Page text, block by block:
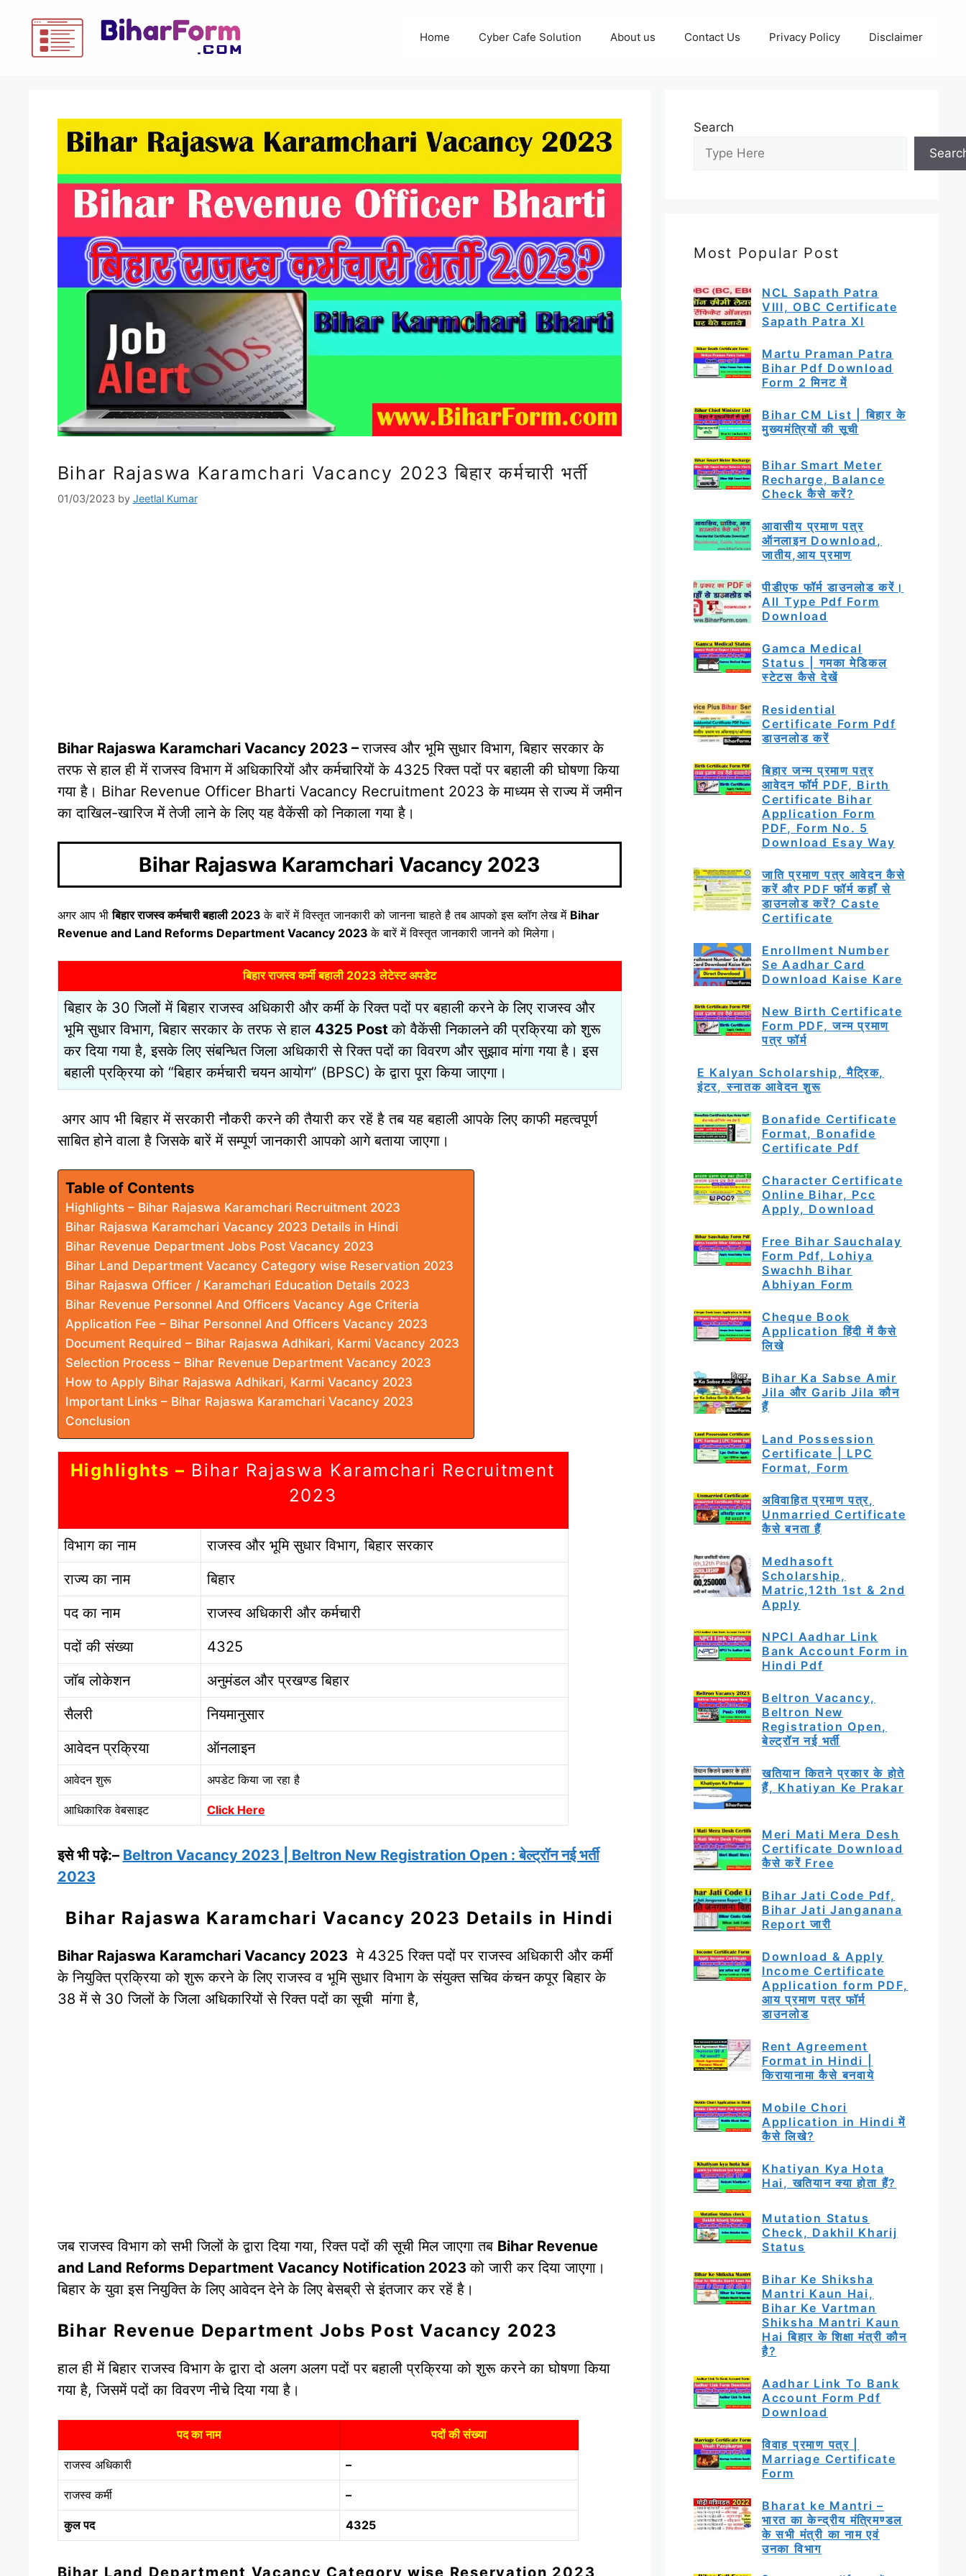
Home Cyber Cafe Solution About us Contact Us Privacy Policy Disclaimer
Bihar Rajaswa Karamchari Vacancy 2023 बिहार कर्मचारी भर्ती
01/03/2023 by Jeetlal Kumar
Bihar Rajaswa Karamchari Vacancy 2023 –राजस्व और भूमि सुधार विभाग, बिहार सरकार के
तरफ से हाल ही में राजस्व विभाग में अधिकारियों और कर्मचारियों के 4325 रिक्त पदों पर बहाली की घोषणा किया
गया है। Bihar Revenue Officer Bharti Vacancy Recruitment 2023 के माध्यम से राज्य में जमीन
का दाखिल-खारिज में तेजी लाने के लिए यह वैकेंसी को निकाला गया है।
Bihar Rajaswa Karamchari Vacancy 2023
अगर आप भीबिहार राजस्व कर्मचारी बहाली 2023के बारें में विस्तृत जानकारी को जानना चाहते है तब आपको इस ब्लॉग लेख में Bihar
Revenue and Land Reforms Department Vacancy 2023के बारें में विस्तृत जानकारी जानने को मिलेगा।
बिहार राजस्व कर्मी बहाली 2023 लेटेस्ट अपडेट
बिहार के 30 जिलों में बिहार राजस्व अधिकारी और कर्मी के रिक्त पदों पर बहाली करने के लिए राजस्व और
भूमि सुधार विभाग, बिहार सरकार के तरफ से हाल 4325 Postको वैकेंसी निकालने की प्रक्रिया को शुरू
कर दिया गया है, इसके लिए संबन्धित जिला अधिकारी से रिक्त पदों का विवरण और सुझाव मांगा गया है। इस
बहाली प्रक्रिया को “बिहार कर्मचारी चयन आयोग” (BPSC) के द्वारा पूरा किया जाएगा।
अगर आप भी बिहार में सरकारी नौकरी करने की तैयारी कर रहें है तब यह बहाली आपके लिए काफी महत्वपूर्ण
साबित होने वाला है जिसके बारें में सम्पूर्ण जानकारी आपको आगे बताया जाएगा।
Table of Contents
Highlights – Bihar Rajaswa Karamchari Recruitment 2023
Bihar Rajaswa Karamchari Vacancy 2023 Details in Hindi
Bihar Revenue Department Jobs Post Vacancy 2023
Bihar Land Department Vacancy Category wise Reservation 2023
Bihar Rajaswa Officer / Karamchari Education Details 2023
Bihar Revenue Personnel And Officers Vacancy Age Criteria
Application Fee – Bihar Personnel And Officers Vacancy 2023
Document Required – Bihar Rajaswa Adhikari, Karmi Vacancy 2023
Selection Process – Bihar Revenue Department Vacancy 2023
How to Apply Bihar Rajaswa Adhikari, Karmi Vacancy 2023
Important Links – Bihar Rajaswa Karamchari Vacancy 2023
Conclusion
Highlights – Bihar Rajaswa Karamchari Recruitment
2023
विभाग का नाम
राजस्व और भूमि सुधार विभाग, बिहार सरकार
राज्य का नाम
बिहार
पद का नाम
राजस्व अधिकारी और कर्मचारी
पदों की संख्या
4325
जॉब लोकेशन
अनुमंडल और प्रखण्ड बिहार
सैलरी
नियमानुसार
आवेदन प्रक्रिया
ऑनलाइन
आवेदन शुरू अपडेट किया जा रहा है
आधिकारिक वेबसाइट Click Here
इसे भी पढ़े:– Beltron Vacancy 2023 | Beltron New Registration Open : बेल्ट्रॉन नई भर्ती
2023
Bihar Rajaswa Karamchari Vacancy 2023 Details in Hindi
Bihar Rajaswa Karamchari Vacancy 2023 मे 4325 रिक्त पदों पर राजस्व अधिकारी और कर्मी
के नियुक्ति प्रक्रिया को शुरू करने के लिए राजस्व व भूमि सुधार विभाग के संयुक्त सचिव कंचन कपूर बिहार के
38 में से 30 जिलों के जिला अधिकारियों से रिक्त पदों का सूची मांगा है,
जब राजस्व विभाग को सभी जिलों के द्वारा दिया गया, रिक्त पदों की सूची मिल जाएगा तब Bihar Revenue
and Land Reforms Department Vacancy Notification 2023को जारी कर दिया जाएगा।
बिहार के युवा इस नियुक्ति के लिए आवेदन देने के लिए बेसब्री से इंतजार कर रहें है।
Bihar Revenue Department Jobs Post Vacancy 2023
हाल ही में बिहार राजस्व विभाग के द्वारा दो अलग अलग पदों पर बहाली प्रक्रिया को शुरू करने का घोषणा किया
गया है, जिसमें पदों का विवरण नीचे दिया गया है।
पद का नाम पदों की संख्या
राजस्व अधिकारी –
राजस्व कर्मी –
कुल पद 4325
Search
Most Popular Post
NCL Sapath Patra
VIII, OBC Certificate
Sapath Patra XI
Martu Praman Patra
Bihar Pdf Download
Form 2 मिनट में
Bihar CM List | बिहार के
मुख्यमंत्रियों की सूची
Bihar Smart Meter
Recharge, Balance
Check कैसे करें?
आवासीय प्रमाण पत्र
ऑनलाइन Download,
जातीय,आय प्रमाण
पीडीएफ फॉर्म डाउनलोड करें।
All Type Pdf Form
Download
Gamca Medical
Status | गमका मेडिकल
स्टेटस कैसे देखें
Residential
Certificate Form Pdf
डाउनलोड करें
बिहार जन्म प्रमाण पत्र
आवेदन फॉर्म PDF, Birth
Certificate Bihar
Application Form
PDF, Form No. 5
Download Esay Way
जाति प्रमाण पत्र आवेदन कैसे
करें और PDF फॉर्म कहाँ से
डाउनलोड करें? Caste
Certificate
Enrollment Number
Se Aadhar Card
Download Kaise Kare
New Birth Certificate
Form PDF, जन्म प्रमाण
पत्र फॉर्म
E Kalyan Scholarship, मैट्रिक,
इंटर, स्नातक आवेदन शुरू
Bonafide Certificate
Format, Bonafide
Certificate Pdf
Character Certificate
Online Bihar, Pcc
Apply, Download
Free Bihar Sauchalay
Form Pdf, Lohiya
Swachh Bihar
Abhiyan Form
Cheque Book
Application हिंदी में कैसे
लिखे
Bihar Ka Sabse Amir
Jila और Garib Jila कौन
हैं
Land Possession
Certificate | LPC
Format, Form
अविवाहित प्रमाण पत्र,
Unmarried Certificate
कैसे बनता हैं
Medhasoft
Scholarship,
Matric,12th 1st & 2nd
Apply
NPCI Aadhar Link
Bank Account Form in
Hindi Pdf
Beltron Vacancy,
Beltron New
Registration Open,
बेल्ट्रॉन नई भर्ती
खतियान कितने प्रकार के होते
हैं, Khatiyan Ke Prakar
Meri Mati Mera Desh
Certificate Download
कैसे करें Free
Bihar Jati Code Pdf,
Bihar Jati Janganana
Report जारी
Download & Apply
Income Certificate
Application form PDF,
आय प्रमाण पत्र फॉर्म
डाउनलोड
Rent Agreement
Format in Hindi |
किरायानामा कैसे बनवाये
Mobile Chori
Application in Hindi में
कैसे लिखे?
Khatiyan Kya Hota
Hai, खतियान क्या होता हैं?
Mutation Status
Check, Dakhil Kharij
Status
Bihar Ke Shiksha
Mantri Kaun Hai,
Bihar Ke Vartman
Shiksha Mantri Kaun
Hai बिहार के शिक्षा मंत्री कौन
है?
Aadhar Link To Bank
Account Form Pdf
Download
विवाह प्रमाण पत्र |
Marriage Certificate
Form
Bharat ke Mantri –
भारत का केन्द्रीय मंत्रिमण्डल
के सभी मंत्री का नाम एवं
उनका विभाग